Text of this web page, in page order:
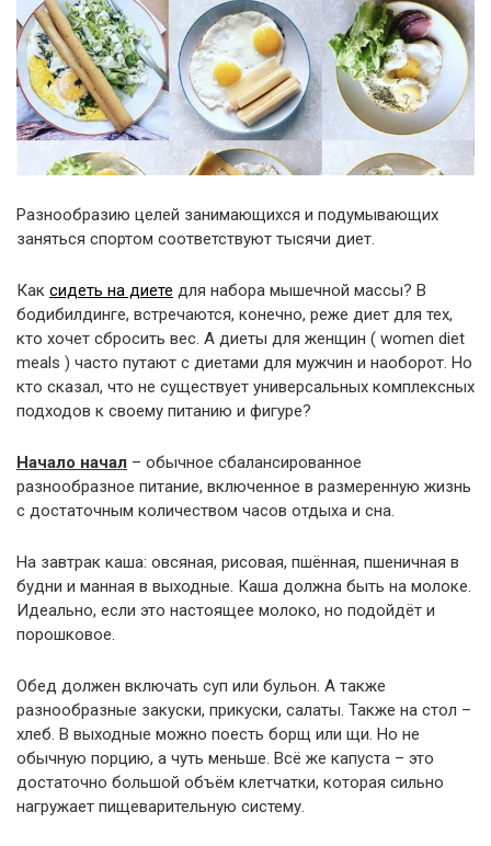
Разнообразию целей занимающихся и подумывающих
заняться спортом соответствуют тысячи диет.
Как сидеть на диете для набора мышечной массы? В
бодибилдинге, встречаются, конечно, реже диет для тех,
кто хочет сбросить вес. А диеты для женщин ( women diet
meals ) часто путают с диетами для мужчин и наоборот. Но
кто сказал, что не существует универсальных комплексных
подходов к своему питанию и фигуре?
Начало начал – обычное сбалансированное
разнообразное питание, включенное в размеренную жизнь
с достаточным количеством часов отдыха и сна.
На завтрак каша: овсяная, рисовая, пшённая, пшеничная в
будни и манная в выходные. Каша должна быть на молоке.
Идеально, если это настоящее молоко, но подойдёт и
порошковое.
Обед должен включать суп или бульон. А также
разнообразные закуски, прикуски, салаты. Также на стол –
хлеб. В выходные можно поесть борщ или щи. Но не
обычную порцию, а чуть меньше. Всё же капуста – это
достаточно большой объём клетчатки, которая сильно
нагружает пищеварительную систему.